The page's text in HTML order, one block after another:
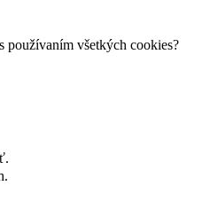
používaním všetkých cookies?